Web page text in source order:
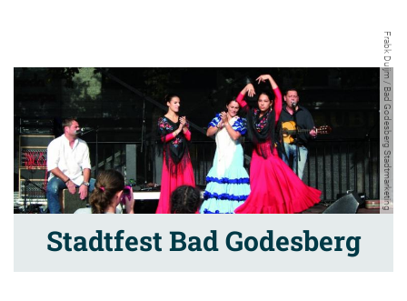
Frabk Duijm / Bad Godesberg Stadtmarketing
Stadtfest Bad Godesberg